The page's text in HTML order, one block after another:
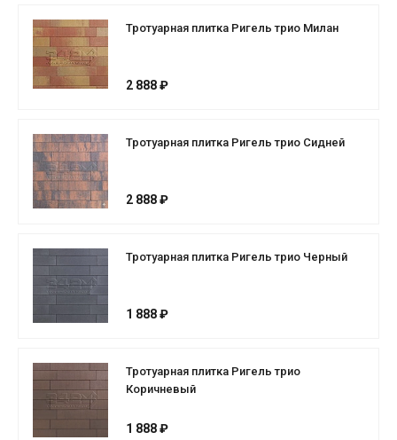
Тротуарная плитка Ригель трио Милан
2 888 ₽
Тротуарная плитка Ригель трио Сидней
2 888 ₽
Тротуарная плитка Ригель трио Черный
1 888 ₽
Тротуарная плитка Ригель трио
Коричневый
1 888 ₽